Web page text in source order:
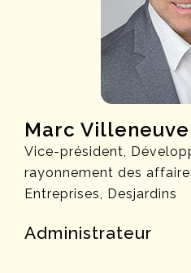
Marc Villeneuve
Vice-président,
rayonnement des
Entreprises, Desjardins
Administrateur